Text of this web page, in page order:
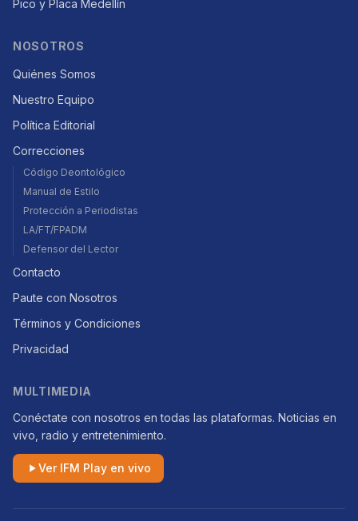
Pico y Placa Medellín
NOSOTROS
Quiénes Somos
Nuestro Equipo
Política Editorial
Correcciones
Código Deontológico
Manual de Estilo
Protección a Periodistas
LA/FT/FPADM
Defensor del Lector
Contacto
Paute con Nosotros
Términos y Condiciones
Privacidad
MULTIMEDIA
Conéctate con nosotros en todas las plataformas. Noticias en
vivo, radio y entretenimiento.
Ver IFM Play en vivo